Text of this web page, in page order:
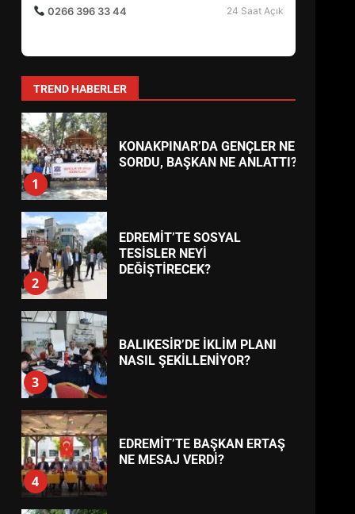
Altınoluk Mahallesi, Atatürk Caddesi No:82
0266 396 33 44
TREND HABERLER
6
7
MARATONUNDA PROGRAM
NASIL İŞLEYECEK?
1
KONAKPINAR’DA GENÇLER NE
2
EDREMİT’TE SOSYAL
TESİSLER NEYİ
3
BALIKESİR’DE İKLİM PLANI
4
EDREMİT’TE BAŞKAN ERTAŞ